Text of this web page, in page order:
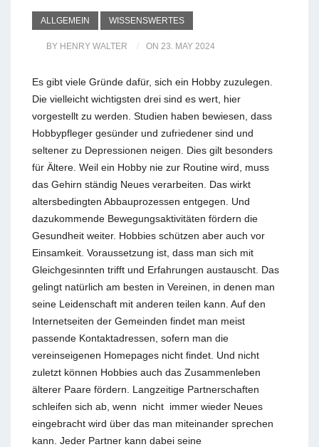
ALLGEMEIN WISSENSWERTES
BY HENRY WALTER ON 23. MAY 2024
Es gibt viele Gründe dafür, sich ein Hobby zuzulegen.
Die vielleicht wichtigsten drei sind es wert, hier
vorgestellt zu werden. Studien haben bewiesen, dass
Hobbypfleger gesünder und zufriedener sind und
seltener zu Depressionen neigen. Dies gilt besonders
für Ältere. Weil ein Hobby nie zur Routine wird, muss
das Gehirn ständig Neues verarbeiten. Das wirkt
altersbedingten Abbauprozessen entgegen. Und
dazukommende Bewegungsaktivitäten fördern die
Gesundheit weiter. Hobbies schützen aber auch vor
Einsamkeit. Voraussetzung ist, dass man sich mit
Gleichgesinnten trifft und Erfahrungen austauscht. Das
gelingt natürlich am besten in Vereinen, in denen man
seine Leidenschaft mit anderen teilen kann. Auf den
Internetseiten der Gemeinden findet man meist
passende Kontaktadressen, sofern man die
vereinseigenen Homepages nicht findet. Und nicht
zuletzt können Hobbies auch das Zusammenleben
älterer Paare fördern. Langzeitige Partnerschaften
schleifen sich ab, wenn nicht immer wieder Neues
eingebracht wird über das man miteinander sprechen
kann. Jeder Partner kann dabei seine